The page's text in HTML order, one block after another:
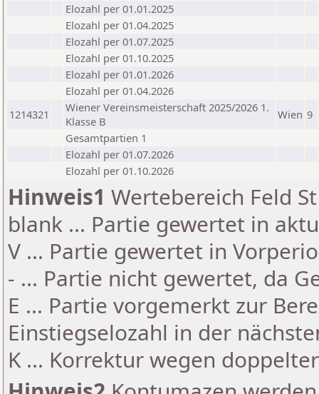
Elozahl per 01.01.2025
Elozahl per 01.04.2025
Elozahl per 01.07.2025
Elozahl per 01.10.2025
Elozahl per 01.01.2026
Elozahl per 01.04.2026
1214321
Wiener Vereinsmeisterschaft 2025/2026 1.
Klasse B
Wien 9
Gesamtpartien 1
Elozahl per 01.07.2026
Elozahl per 01.10.2026
Hinweis1 Wertebereich Feld
blank ... Partie gewertet in
V ... Partie gewertet in
- ... Partie nicht gewertet, da
E ... Partie vorgemerkt zur
Einstiegselozahl in der
K ... Korrektur wegen